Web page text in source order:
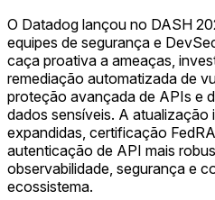
O Datadog lançou no DASH
equipes de segurança e
caça proativa a ameaças,
remediação automatizada de
proteção avançada de APIs e
dados sensíveis. A atualização
expandidas, certificação
autenticação de API mais
observabilidade, segurança e
ecossistema.